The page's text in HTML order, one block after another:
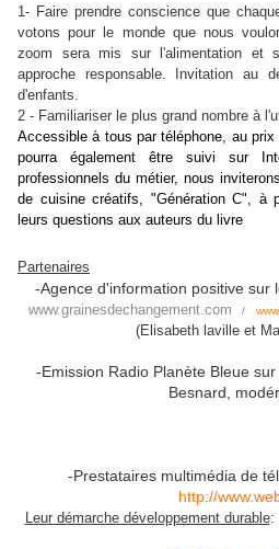
1- Faire prendre conscience que
votons pour le monde que nous
zoom sera mis sur l'alimentation et
approche responsable. Invitation au
d'enfants.
2 - Familiariser le plus grand nombre à
Accessible à tous par téléphone, au
pourra également être suivi sur
professionnels du métier, nous
de cuisine créatifs, "Génération C", à
leurs questions aux auteurs du livre
Partenaires
-Agence d'information positive sur
www.grainesdechangement.com / www.
(Elisabeth laville et
-Emission Radio Planète Bleue
Besnard,
-Prestataires multimédia de
http://
Leur démarche développement durable: